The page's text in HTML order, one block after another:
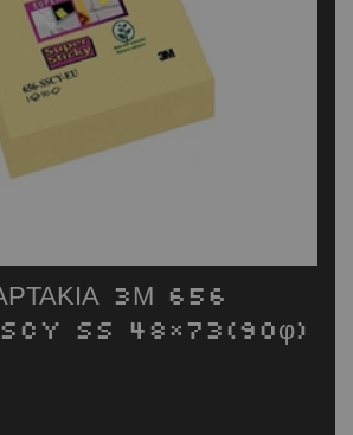
3Μ 656
SS 48×73(90φ)